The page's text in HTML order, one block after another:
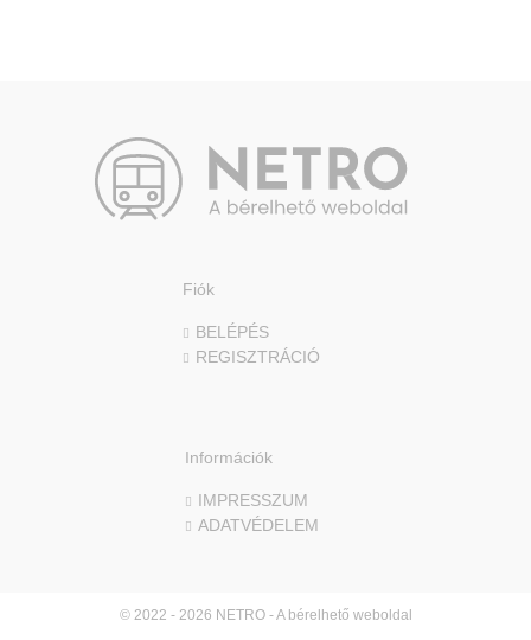
Információk
IMPRESSZUM
ADATVÉDELEM
Fiók
BELÉPÉS
REGISZTRÁCIÓ
© 2022 - 2026 NETRO - A bérelhető weboldal